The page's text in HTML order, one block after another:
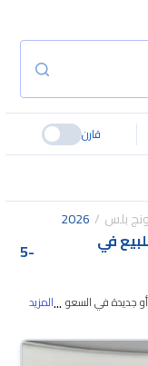
قارن
بلس 2026
بي واي دي سونج بلس 2026 للبيع في
-
5
دي سونج بلس 2026 مستعملة أو جديدة في السعودية؟
بلس 2026 المستعملة مضمونة ومفحوصة بأكثر
...المزيد